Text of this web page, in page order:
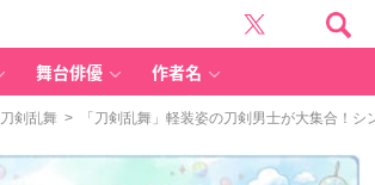
舞台俳優 作者名
刀剣乱舞 > 「刀剣乱舞」軽装姿の刀剣男士が大集合！シ